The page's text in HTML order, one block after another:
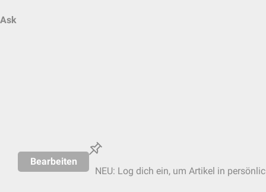
Ask
Bearbeiten
NEU: Log dich ein, um Artikel in